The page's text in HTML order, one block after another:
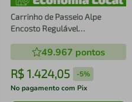
Carrinho de Passeio Alpe
Encosto Regulável
49.967 pontos
R$ 1.424,05 -5%
No pagamento com Pix